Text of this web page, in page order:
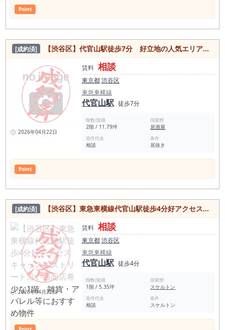
Point
[成約済] 【渋谷区】代官山駅徒歩7分 好立地の人気エリア！隠れ家バー居抜き物件
2026年04月22日
賃料 相談
東京都渋谷区
東急東横線
代官山駅 徒歩7分
階数/面積
2階 / 11.79坪
現業態
居酒屋
造作代金
相談
条件
居抜き
Point
[成約済] 【渋谷区】東急東横線代官山駅徒歩4分好アクセス キャッスルストリート沿い路面店希少な1階 雑貨・アパレル等におすすめ物件
2026年04月22日
賃料 相談
東京都渋谷区
東急東横線
代官山駅 徒歩4分
階数/面積
1階 / 5.35坪
現業態
スケルトン
造作代金
相談
条件
スケルトン